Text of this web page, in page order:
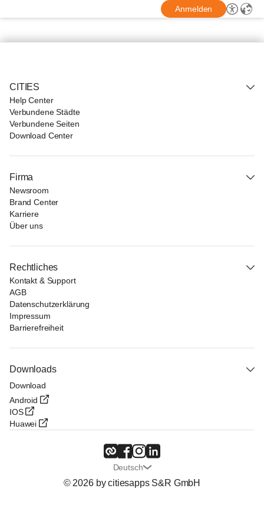
Anmelden
CITIES
Help Center
Verbundene Städte
Verbundene Seiten
Download Center
Firma
Newsroom
Brand Center
Karriere
Über uns
Rechtliches
Kontakt & Support
AGB
Datenschutzerklärung
Impressum
Barrierefreiheit
Downloads
Download
Android
IOS
Huawei
Deutsch
© 2026 by citiesapps S&R GmbH